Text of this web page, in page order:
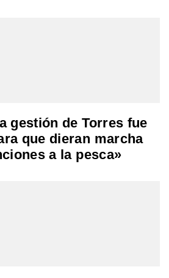
gestión de Torres fue
que dieran marcha
a la pesca»